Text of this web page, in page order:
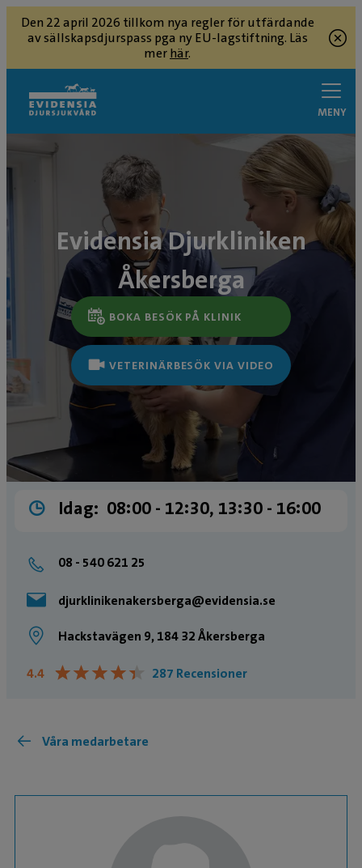
Den 22 april 2026 tillkom nya regler för utfärdande
av sällskapsdjurspass pga ny EU-lagstiftning. Läs
merhär.
MENY
Evidensia Djurkliniken
Åkersberga
BOKA BESÖK PÅ KLINIK
VETERINÄRBESÖK VIA VIDEO
Idag: 08:00 ­- 12:30, 13:30 ­- 16:00
08 - 540 621 25
djurklinikenakersberga@evidensia.se
Hackstavägen 9, 184 32 Åkersberga
4.4 ★★★★★
★★★★★ 287 Recensioner
Våra medarbetare